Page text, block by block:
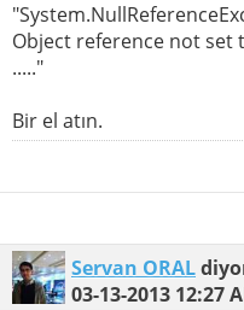
Object reference not set
....."
Bir el atın.
Servan ORAL
03-13-2013 12:27